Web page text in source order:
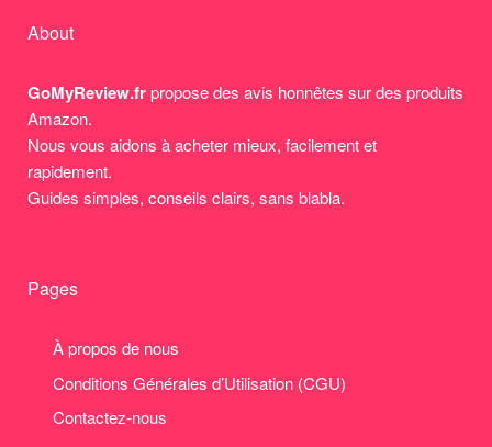
About
GoMyReview.frpropose des avis honnêtes sur des produits
Amazon.
Nous vous aidons à acheter mieux, facilement et
rapidement.
Guides simples, conseils clairs, sans blabla.
Pages
À propos de nous
Conditions Générales d’Utilisation (CGU)
Contactez-nous